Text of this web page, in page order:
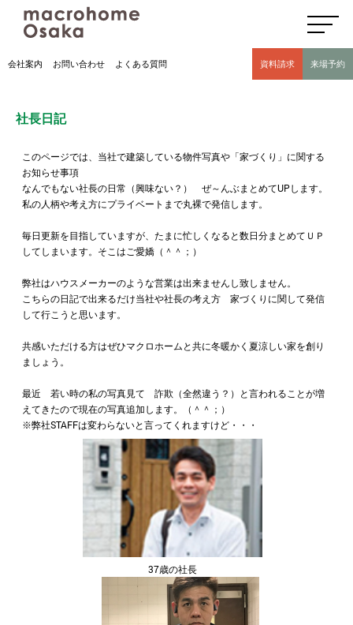
高気密高断熱住宅のマクロホーム大阪の社長日記(豊中市 モデルハウス有)
会社案内 お問い合わせ よくある質問 資料請求 来場予約
社長日記
このページでは、当社で建築している物件写真や「家づくり」に関する
お知らせ事項
なんでもない社長の日常（興味ない？） ぜ～んぶまとめてUPします。
私の人柄や考え方にプライベートまで丸裸で発信します。
毎日更新を目指していますが、たまに忙しくなると数日分まとめてＵＰ
してしまいます。そこはご愛嬌（＾＾；）
弊社はハウスメーカーのような営業は出来ませんし致しません。
こちらの日記で出来るだけ当社や社長の考え方 家づくりに関して発信
して行こうと思います。
共感いただける方はぜひマクロホームと共に冬暖かく夏涼しい家を創り
ましょう。
最近 若い時の私の写真見て 詐欺（全然違う？）と言われることが増
えてきたので現在の写真追加します。（＾＾；）
※弊社STAFFは変わらないと言ってくれますけど・・・
37歳の社長